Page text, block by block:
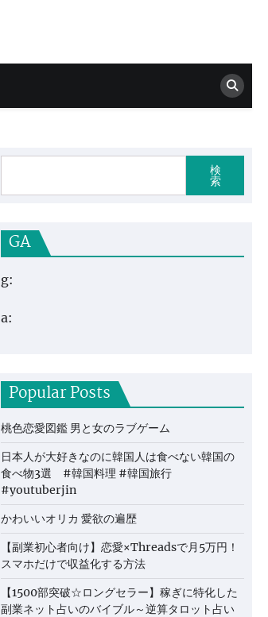
検
索
GA
g:
a:
Popular Posts
桃色恋愛図鑑 男と女のラブゲーム
日本人が大好きなのに韓国人は食べない韓国の
食べ物3選 #韓国料理 #韓国旅行
#youtuberjin
かわいいオリカ 愛欲の遍歴
【副業初心者向け】恋愛×Threadsで月5万円！
スマホだけで収益化する方法
【1500部突破☆ロングセラー】稼ぎに特化した
副業ネット占いのバイブル～逆算タロット占い